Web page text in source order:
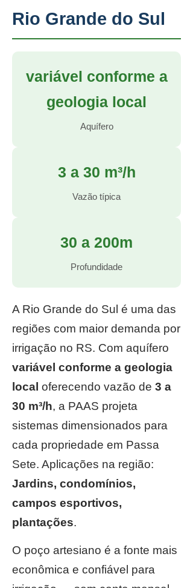
Rio Grande do Sul
variável conforme a
geologia local
Aquífero
3 a 30 m³/h
Vazão típica
30 a 200m
Profundidade
A Rio Grande do Sul é uma das
regiões com maior demanda por
irrigação no RS. Com aquífero
variável conforme a geologia
local oferecendo vazão de 3 a
30 m³/h, a PAAS projeta
sistemas dimensionados para
cada propriedade em Passa
Sete. Aplicações na região:
Jardins, condomínios,
campos esportivos,
plantações.
O poço artesiano é a fonte mais
econômica e confiável para